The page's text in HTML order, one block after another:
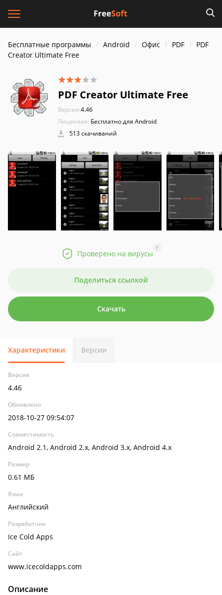
Бесплатные программы Android Офис PDF
PDF
Creator Ultimate Free
PDF Creator Ultimate Free
Версия:4.46
Лицензия: Бесплатно для Android
513 скачиваний
Проверено на вирусы
?
Поделиться ссылкой
Скачать
Характеристики Версии
Версия
4.46
Обновлено
2018-10-27 09:54:07
Совместимость
Android 2.1, Android 2.x, Android 3.x, Android 4.x
Размер
0.61 МБ
Язык
Английский
Разработчик
Ice Cold Apps
Сайт
www.icecoldapps.com
Описание